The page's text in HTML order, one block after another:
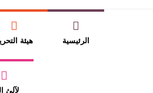
عتبات
الرئيسية هيئة
لآلئ